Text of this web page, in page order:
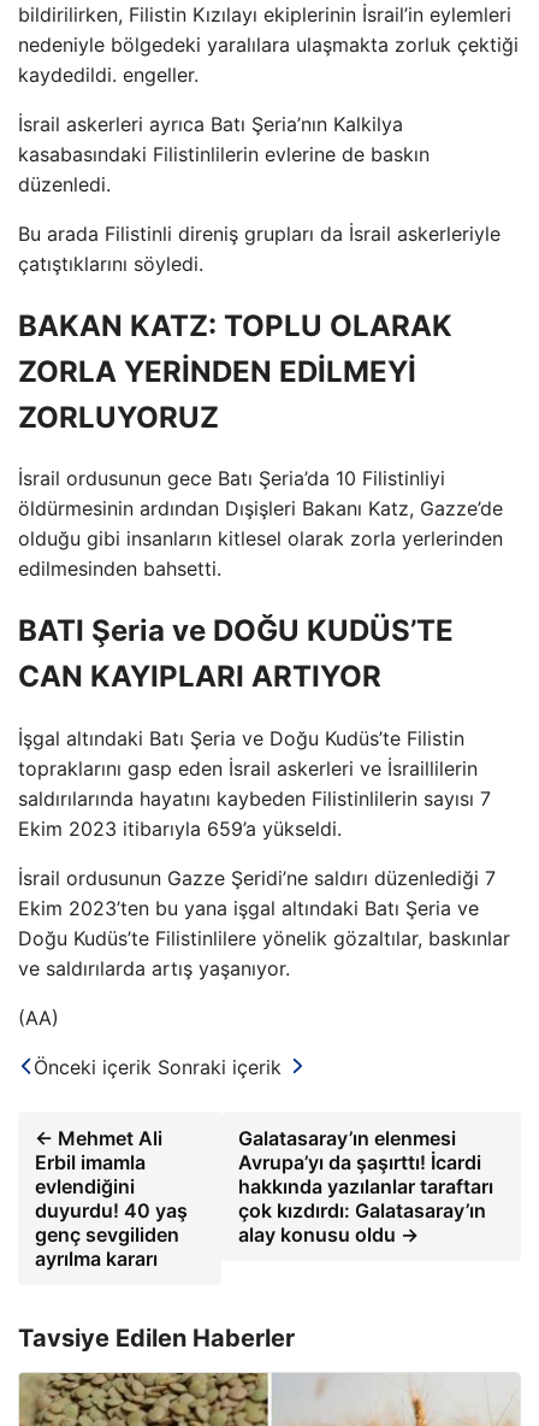
bildirilirken, Filistin Kızılayı ekiplerinin İsrail’in eylemleri
nedeniyle bölgedeki yaralılara ulaşmakta zorluk çektiği
kaydedildi. engeller.
İsrail askerleri ayrıca Batı Şeria’nın Kalkilya
kasabasındaki Filistinlilerin evlerine de baskın
düzenledi.
Bu arada Filistinli direniş grupları da İsrail askerleriyle
çatıştıklarını söyledi.
BAKAN KATZ: TOPLU OLARAK
ZORLA YERİNDEN EDİLMEYİ
ZORLUYORUZ
İsrail ordusunun gece Batı Şeria’da 10 Filistinliyi
öldürmesinin ardından Dışişleri Bakanı Katz, Gazze’de
olduğu gibi insanların kitlesel olarak zorla yerlerinden
edilmesinden bahsetti.
BATI Şeria ve DOĞU KUDÜS’TE
CAN KAYIPLARI ARTIYOR
İşgal altındaki Batı Şeria ve Doğu Kudüs’te Filistin
topraklarını gasp eden İsrail askerleri ve İsraillilerin
saldırılarında hayatını kaybeden Filistinlilerin sayısı 7
Ekim 2023 itibarıyla 659’a yükseldi.
İsrail ordusunun Gazze Şeridi’ne saldırı düzenlediği 7
Ekim 2023’ten bu yana işgal altındaki Batı Şeria ve
Doğu Kudüs’te Filistinlilere yönelik gözaltılar, baskınlar
ve saldırılarda artış yaşanıyor.
(AA)
Önceki içerik Sonraki içerik
← Mehmet Ali
Erbil imamla
evlendiğini
duyurdu! 40 yaş
genç sevgiliden
ayrılma kararı
Galatasaray’ın elenmesi
Avrupa’yı da şaşırttı! İcardi
hakkında yazılanlar taraftarı
çok kızdırdı: Galatasaray’ın
alay konusu oldu →
Tavsiye Edilen Haberler